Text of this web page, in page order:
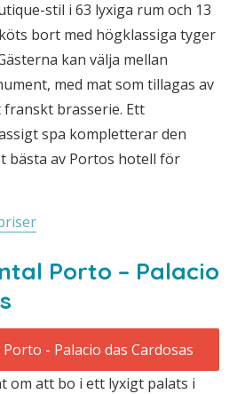
stil i 63 lyxiga rum och 13
bort med högklassiga tyger
kan välja mellan
med mat som tillagas av
brasserie. Ett
spa kompletterar den
bästa av Portos hotell för
Porto – Palacio
om att bo i ett lyxigt palats i